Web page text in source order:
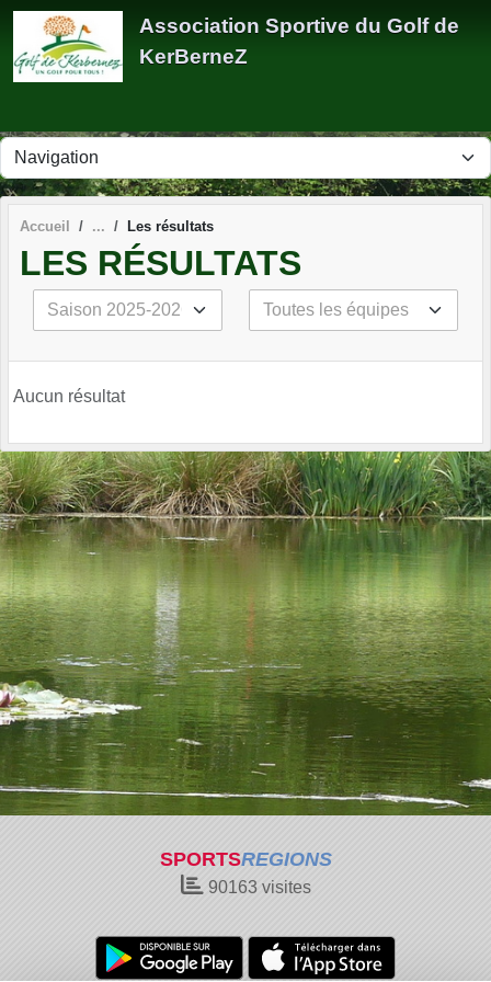
Association Sportive du Golf de
KerBerneZ
Accueil Les résultats
LES RÉSULTATS
Aucun résultat
SPORTSREGIONS
90163visites
Panneau de gestion des cookies